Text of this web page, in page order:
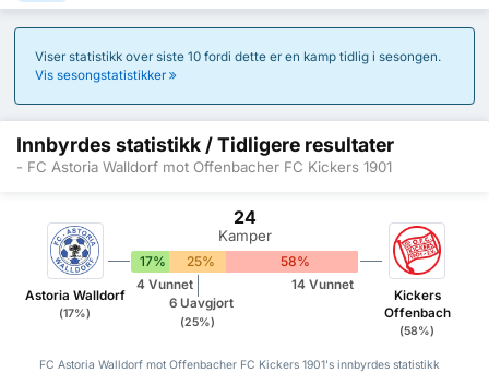
Viser statistikk over siste 10 fordi dette er en kamp tidlig i sesongen.
Vis sesongstatistikker
Innbyrdes statistikk / Tidligere resultater
- FC Astoria Walldorf mot Offenbacher FC Kickers 1901
Astoria Walldorf
(17%)
24
Kamper
17% 25% 58%
4 Vunnet
6 Uavgjort
(25%)
14 Vunnet
Kickers
Offenbach
(58%)
FC Astoria Walldorf mot Offenbacher FC Kickers 1901's innbyrdes statistikk